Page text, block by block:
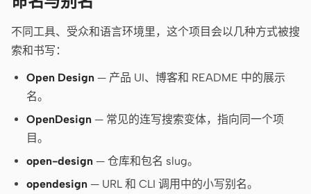
独立开发者
工程 产品经理
AI 线框图生成器 AI UI 生成器
AI 原型生成器
不同工具、受众和语言环境里，这个项目会以几种方式被搜
索和书写：
Open Design — 产品 UI、博客和 README 中的展示
名。
OpenDesign — 常见的连写搜索变体，指向同一个项
目。
open-design — 仓库和包名 slug。
opendesign — URL 和 CLI 调用中的小写别名。